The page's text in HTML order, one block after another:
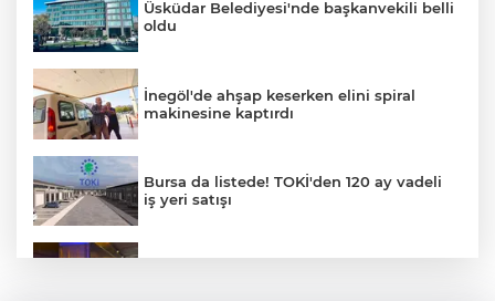
Üsküdar Belediyesi'nde başkanvekili belli
oldu
İnegöl'de ahşap keserken elini spiral
makinesine kaptırdı
Bursa da listede! TOKİ'den 120 ay vadeli
iş yeri satışı